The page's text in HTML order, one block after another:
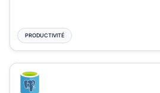
PRODUCTIVITÉ